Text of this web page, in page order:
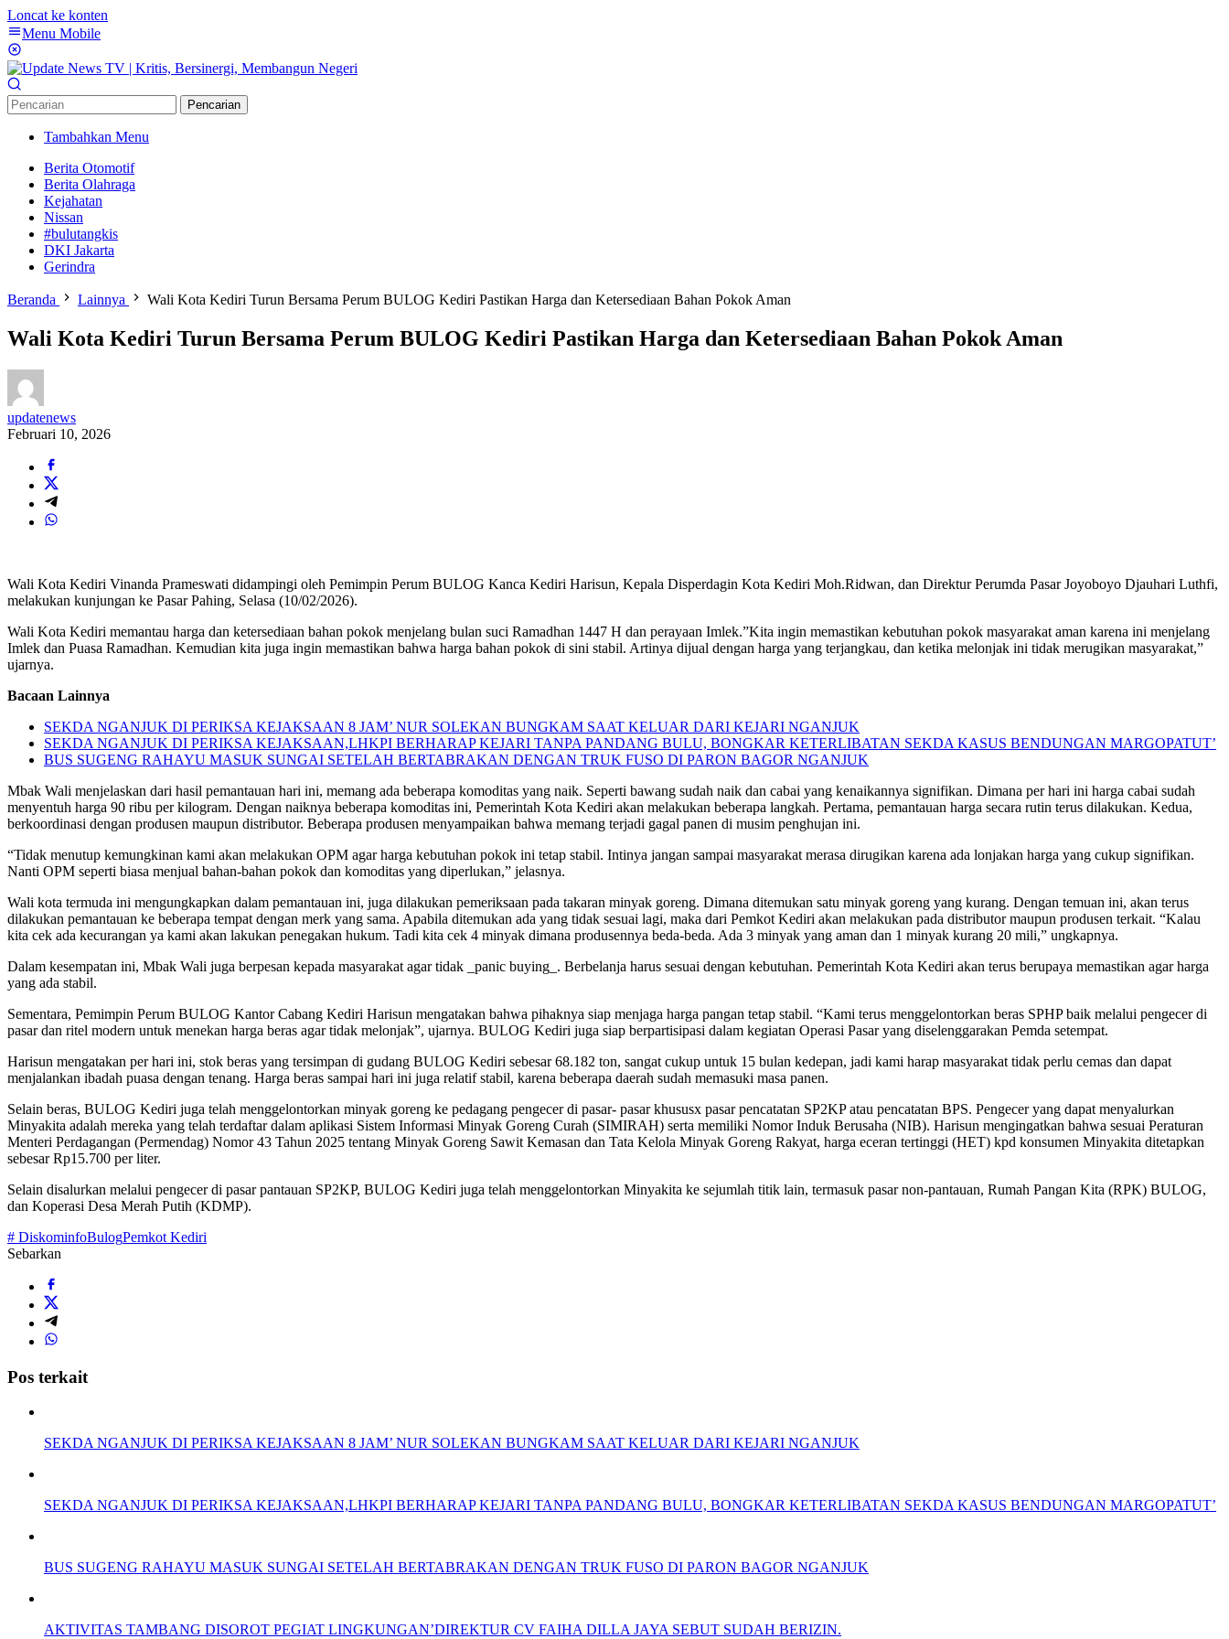
Loncat ke konten
Menu Mobile
Pencarian
Tambahkan Menu
Berita Otomotif
Berita Olahraga
Kejahatan
Nissan
#bulutangkis
DKI Jakarta
Gerindra
Beranda Lainnya Wali Kota Kediri Turun Bersama Perum BULOG Kediri Pastikan Harga dan Ketersediaan Bahan Pokok Aman
Wali Kota Kediri Turun Bersama Perum BULOG Kediri Pastikan Harga dan Ketersediaan Bahan Pokok Aman
updatenews
Februari 10, 2026
Wali Kota Kediri Vinanda Prameswati didampingi oleh Pemimpin Perum BULOG Kanca Kediri Harisun, Kepala Disperdagin Kota Kediri Moh.Ridwan, dan Direktur Perumda Pasar Joyoboyo Djauhari Luthfi,
melakukan kunjungan ke Pasar Pahing, Selasa (10/02/2026).
Wali Kota Kediri memantau harga dan ketersediaan bahan pokok menjelang bulan suci Ramadhan 1447 H dan perayaan Imlek.”Kita ingin memastikan kebutuhan pokok masyarakat aman karena ini menjelang
Imlek dan Puasa Ramadhan. Kemudian kita juga ingin memastikan bahwa harga bahan pokok di sini stabil. Artinya dijual dengan harga yang terjangkau, dan ketika melonjak ini tidak merugikan masyarakat,”
ujarnya.
Bacaan Lainnya
SEKDA NGANJUK DI PERIKSA KEJAKSAAN 8 JAM’ NUR SOLEKAN BUNGKAM SAAT KELUAR DARI KEJARI NGANJUK
SEKDA NGANJUK DI PERIKSA KEJAKSAAN,LHKPI BERHARAP KEJARI TANPA PANDANG BULU, BONGKAR KETERLIBATAN SEKDA KASUS BENDUNGAN MARGOPATUT’
BUS SUGENG RAHAYU MASUK SUNGAI SETELAH BERTABRAKAN DENGAN TRUK FUSO DI PARON BAGOR NGANJUK
Mbak Wali menjelaskan dari hasil pemantauan hari ini, memang ada beberapa komoditas yang naik. Seperti bawang sudah naik dan cabai yang kenaikannya signifikan. Dimana per hari ini harga cabai sudah
menyentuh harga 90 ribu per kilogram. Dengan naiknya beberapa komoditas ini, Pemerintah Kota Kediri akan melakukan beberapa langkah. Pertama, pemantauan harga secara rutin terus dilakukan. Kedua,
berkoordinasi dengan produsen maupun distributor. Beberapa produsen menyampaikan bahwa memang terjadi gagal panen di musim penghujan ini.
“Tidak menutup kemungkinan kami akan melakukan OPM agar harga kebutuhan pokok ini tetap stabil. Intinya jangan sampai masyarakat merasa dirugikan karena ada lonjakan harga yang cukup signifikan.
Nanti OPM seperti biasa menjual bahan-bahan pokok dan komoditas yang diperlukan,” jelasnya.
Wali kota termuda ini mengungkapkan dalam pemantauan ini, juga dilakukan pemeriksaan pada takaran minyak goreng. Dimana ditemukan satu minyak goreng yang kurang. Dengan temuan ini, akan terus
dilakukan pemantauan ke beberapa tempat dengan merk yang sama. Apabila ditemukan ada yang tidak sesuai lagi, maka dari Pemkot Kediri akan melakukan pada distributor maupun produsen terkait. “Kalau
kita cek ada kecurangan ya kami akan lakukan penegakan hukum. Tadi kita cek 4 minyak dimana produsennya beda-beda. Ada 3 minyak yang aman dan 1 minyak kurang 20 mili,” ungkapnya.
Dalam kesempatan ini, Mbak Wali juga berpesan kepada masyarakat agar tidak _panic buying_. Berbelanja harus sesuai dengan kebutuhan. Pemerintah Kota Kediri akan terus berupaya memastikan agar harga
yang ada stabil.
Sementara, Pemimpin Perum BULOG Kantor Cabang Kediri Harisun mengatakan bahwa pihaknya siap menjaga harga pangan tetap stabil. “Kami terus menggelontorkan beras SPHP baik melalui pengecer di
pasar dan ritel modern untuk menekan harga beras agar tidak melonjak”, ujarnya. BULOG Kediri juga siap berpartisipasi dalam kegiatan Operasi Pasar yang diselenggarakan Pemda setempat.
Harisun mengatakan per hari ini, stok beras yang tersimpan di gudang BULOG Kediri sebesar 68.182 ton, sangat cukup untuk 15 bulan kedepan, jadi kami harap masyarakat tidak perlu cemas dan dapat
menjalankan ibadah puasa dengan tenang. Harga beras sampai hari ini juga relatif stabil, karena beberapa daerah sudah memasuki masa panen.
Selain beras, BULOG Kediri juga telah menggelontorkan minyak goreng ke pedagang pengecer di pasar- pasar khususx pasar pencatatan SP2KP atau pencatatan BPS. Pengecer yang dapat menyalurkan
Minyakita adalah mereka yang telah terdaftar dalam aplikasi Sistem Informasi Minyak Goreng Curah (SIMIRAH) serta memiliki Nomor Induk Berusaha (NIB). Harisun mengingatkan bahwa sesuai Peraturan
Menteri Perdagangan (Permendag) Nomor 43 Tahun 2025 tentang Minyak Goreng Sawit Kemasan dan Tata Kelola Minyak Goreng Rakyat, harga eceran tertinggi (HET) kpd konsumen Minyakita ditetapkan
sebesar Rp15.700 per liter.
Selain disalurkan melalui pengecer di pasar pantauan SP2KP, BULOG Kediri juga telah menggelontorkan Minyakita ke sejumlah titik lain, termasuk pasar non-pantauan, Rumah Pangan Kita (RPK) BULOG,
dan Koperasi Desa Merah Putih (KDMP).
# DiskominfoBulogPemkot Kediri
Sebarkan
Pos terkait
SEKDA NGANJUK DI PERIKSA KEJAKSAAN 8 JAM’ NUR SOLEKAN BUNGKAM SAAT KELUAR DARI KEJARI NGANJUK
SEKDA NGANJUK DI PERIKSA KEJAKSAAN,LHKPI BERHARAP KEJARI TANPA PANDANG BULU, BONGKAR KETERLIBATAN SEKDA KASUS BENDUNGAN MARGOPATUT’
BUS SUGENG RAHAYU MASUK SUNGAI SETELAH BERTABRAKAN DENGAN TRUK FUSO DI PARON BAGOR NGANJUK
AKTIVITAS TAMBANG DISOROT PEGIAT LINGKUNGAN’DIREKTUR CV FAIHA DILLA JAYA SEBUT SUDAH BERIZIN.